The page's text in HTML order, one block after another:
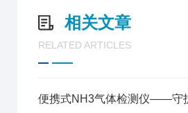
相关文章
RELATED ARTICLES